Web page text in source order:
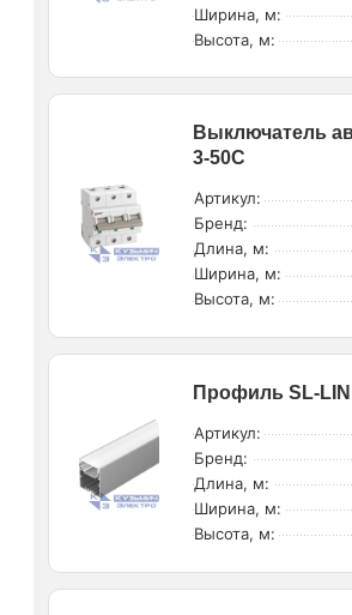
Ширина, м:
Высота, м:
Выключатель
3-50C
Артикул:
Бренд:
Длина, м:
Ширина, м:
Высота, м:
Профиль SL-
Артикул:
Бренд:
Длина, м:
Ширина, м:
Высота, м: